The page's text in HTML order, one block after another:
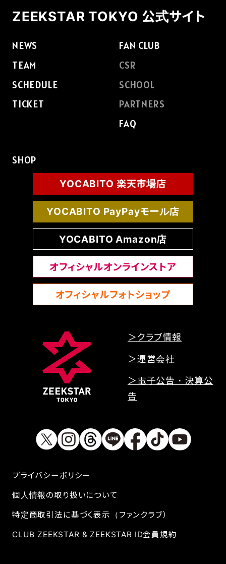
お問い合わせ
CSRのご依頼
スクール体験・入会希望
ZEEKSTAR TOKYO 公式サイト
NEWS
TEAM
SCHEDULE
TICKET
FAN CLUB
CSR
SCHOOL
PARTNERS
FAQ
SHOP
YOCABITO 楽天市場店
YOCABITO PayPayモール店
YOCABITO Amazon店
オフィシャルオンラインストア
オフィシャルフォトショップ
＞クラブ情報
＞運営会社
＞電子公告・決算公
告
プライバシーボリシー
個人情報の取り扱いについて
特定商取引法に基づく表示（ファンクラブ）
CLUB ZEEKSTAR & ZEEKSTAR ID会員規約